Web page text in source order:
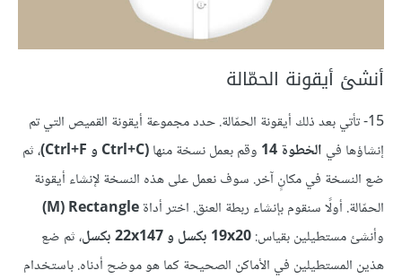
أنشئ أيقونة الحمّالة
15- تأتي بعد ذلك أيقونة الحمّالة. حدد مجموعة أيقونة القميص التي تم
إنشاؤها في الخطوة 14 وقم بعمل نسخة منها(Ctrl+C و Ctrl+F)
، ثم
ضع النسخة في مكانٍ آخر. سوف نعمل على هذه النسخة لإنشاء أيقونة
الحمّالة. أولًا سنقوم بإنشاء ربطة العنق. اختر أداةRectangle ‏(M)
وأنشئ مستطيلين بقياس:19x20 بكسل و 22x147 بكسل
، ثم ضع
هذين المستطيلين في الأماكن الصحيحة كما هو موضح أدناه. باستخدام